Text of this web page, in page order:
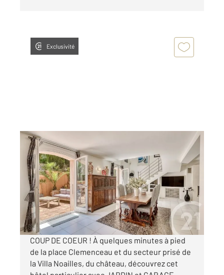
Exclusivité
HYERES 83
204 m2, 6 pièces
Ref : 1988
Maison à vendre
1 205 000 €
Visiter le site dédié
COUP DE COEUR ! À quelques minutes à pied
de la place Clemenceau et du secteur prisé de
la Villa Noailles, du château, découvrez cet